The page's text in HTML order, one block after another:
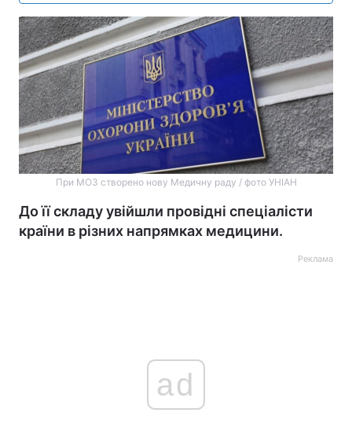
При МОЗ створено нову Медичну раду / фото УНІАН
До її складу увійшли провідні спеціалісти
країни в різних напрямках медицини.
Реклама
ad